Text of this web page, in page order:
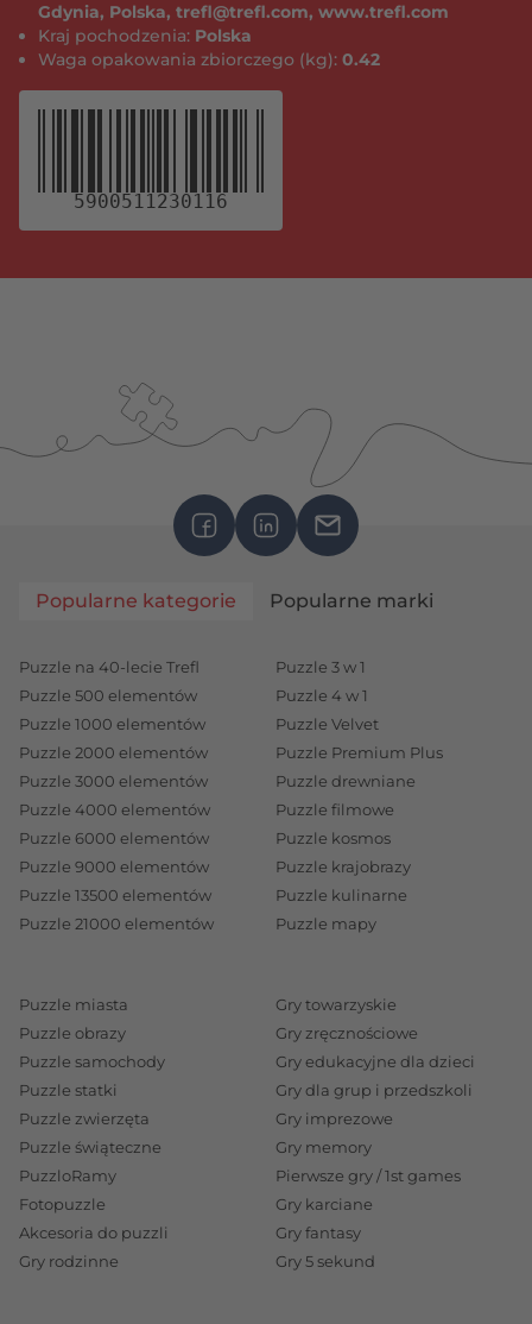
Gdynia, Polska, trefl@trefl.com, www.trefl.com
Kraj pochodzenia: Polska
Waga opakowania zbiorczego (kg): 0.42
5900511230116
Popularne kategorie Popularne marki
Puzzle na 40-lecie Trefl
Puzzle 500 elementów
Puzzle 1000 elementów
Puzzle 2000 elementów
Puzzle 3000 elementów
Puzzle 4000 elementów
Puzzle 6000 elementów
Puzzle 9000 elementów
Puzzle 13500 elementów
Puzzle 21000 elementów
Puzzle 3 w 1
Puzzle 4 w 1
Puzzle Velvet
Puzzle Premium Plus
Puzzle drewniane
Puzzle filmowe
Puzzle kosmos
Puzzle krajobrazy
Puzzle kulinarne
Puzzle mapy
Puzzle miasta
Puzzle obrazy
Puzzle samochody
Puzzle statki
Puzzle zwierzęta
Puzzle świąteczne
PuzzloRamy
Fotopuzzle
Akcesoria do puzzli
Gry rodzinne
Gry towarzyskie
Gry zręcznościowe
Gry edukacyjne dla dzieci
Gry dla grup i przedszkoli
Gry imprezowe
Gry memory
Pierwsze gry / 1st games
Gry karciane
Gry fantasy
Gry 5 sekund